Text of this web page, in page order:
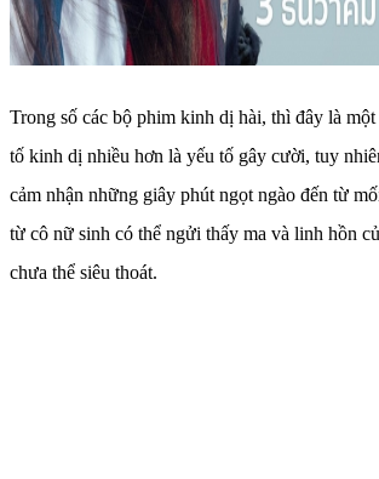
Trong số các bộ phim kinh dị hài, thì đây là
tố kinh dị nhiều hơn là yếu tố gây cười, tuy
cảm nhận những giây phút ngọt ngào đến từ
từ cô nữ sinh có thể ngửi thấy ma và linh hồn
chưa thể siêu thoát.